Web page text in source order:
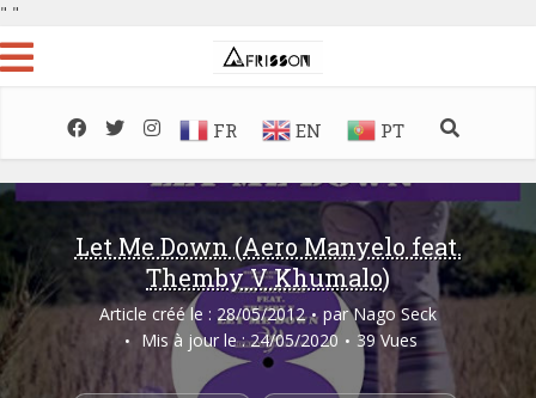
" "
FR EN PT
Let Me Down (Aero Manyelo feat.
Themby V Khumalo)
Article créé le : 28/05/2012 par Nago Seck
Mis à jour le : 24/05/2020
39 Vues